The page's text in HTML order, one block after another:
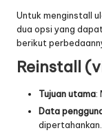
Untuk menginstall
dua opsi yang
berikut
Reinstall
Tujuan utama:
Data
dipertahankan.